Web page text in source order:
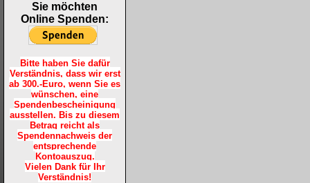
Sie möchten
Online Spenden:
Bitte haben Sie dafür
Verständnis, dass wir erst
ab 300.-Euro, wenn Sie es
wünschen, eine
Spendenbescheinigung
ausstellen. Bis zu diesem
Betrag reicht als
Spendennachweis der
entsprechende
Kontoauszug.
Vielen Dank für Ihr
Verständnis!